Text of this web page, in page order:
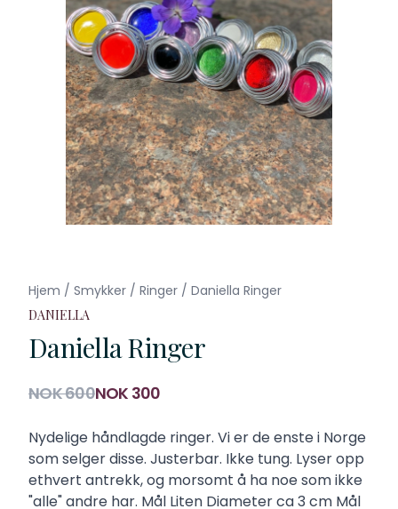
Hjem / Smykker / Ringer / Daniella Ringer
DANIELLA
Daniella Ringer
Produktdetaljer
NOK 600NOK 300
Description
Nydelige håndlagde ringer. Vi er de enste i Norge
som selger disse. Justerbar. Ikke tung. Lyser opp
ethvert antrekk, og morsomt å ha noe som ikke
"alle" andre har. Mål Liten Diameter ca 3 cm Mål